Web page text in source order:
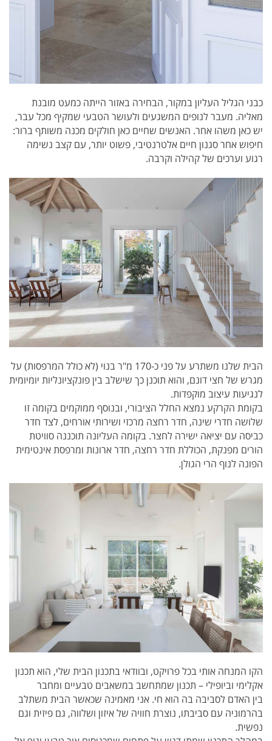
כבני הגליל העליון במקור, הבחירה באזור הייתה כמעט מובנת
מאליה. מעבר לנופים המשגעים ולעושר הטבעי שמקיף מכל עבר,
יש כאן משהו אחר. האנשים שחיים כאן חולקים מכנה משותף ברור:
חיפוש אחר סגנון חיים אלטרנטיבי, פשוט יותר, עם קצב נשימה
רגוע וערכים של קהילה וקרבה.
הבית שלנו משתרע על פני כ-170 מ"ר בנוי (לא כולל המרפסות) על
מגרש של חצי דונם, והוא תוכנן כך שישלב בין פונקציונליות יומיומית
לנגיעות עיצוב מוקפדות.
בקומת הקרקע נמצא החלל הציבורי, ובנוסף ממוקמים בקומה זו
שלושה חדרי שינה, חדר רחצה מרכזי ושירותי אורחים, לצד חדר
כביסה עם יציאה ישירה לחצר. בקומה העליונה תוכננה סוויטת
הורים מפנקת, הכוללת חדר רחצה, חדר ארונות ומרפסת אינטימית
הפונה לנוף הרי הגולן.
הקו המנחה אותי בכל פרויקט, ובוודאי בתכנון הבית שלי, הוא תכנון
אקלימי וביופילי – תכנון שמתחשב במשאבים טבעיים ומחבר
בין האדם לסביבה בה הוא חי. אני מאמינה שכאשר הבית משתלב
בהרמוניה עם סביבתו, נוצרת חוויה של איזון ושלווה, גם פיזית וגם
נפשית.